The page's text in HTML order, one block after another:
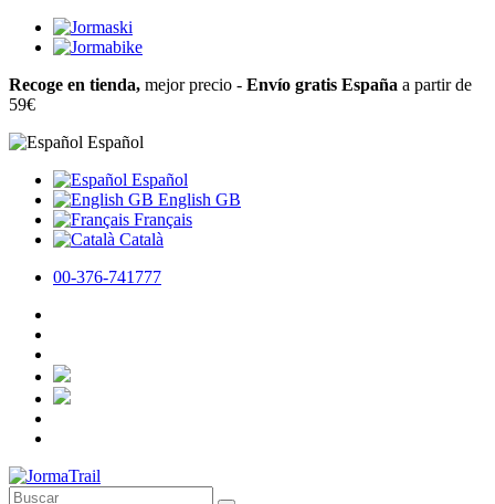
Recoge en tienda, mejor precio - Envío gratis España a partir de
59€
Español
Español
English GB
Français
Català
00-376-741777